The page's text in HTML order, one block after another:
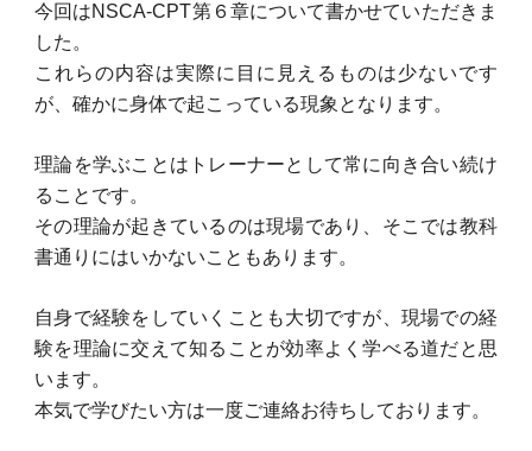
今回はNSCA-CPT第６章について書かせていただきま
した。
これらの内容は実際に目に見えるものは少ないです
が、確かに身体で起こっている現象となります。
理論を学ぶことはトレーナーとして常に向き合い続け
ることです。
その理論が起きているのは現場であり、そこでは教科
書通りにはいかないこともあります。
自身で経験をしていくことも大切ですが、現場での経
験を理論に交えて知ることが効率よく学べる道だと思
います。
本気で学びたい方は一度ご連絡お待ちしております。